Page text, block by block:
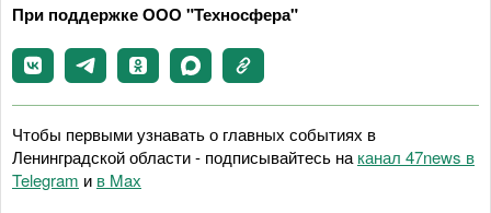
При поддержке ООО "Техносфера"
Чтобы первыми узнавать о главных событиях в
Ленинградской области - подписывайтесь на канал 47news в
Telegram и в Maх